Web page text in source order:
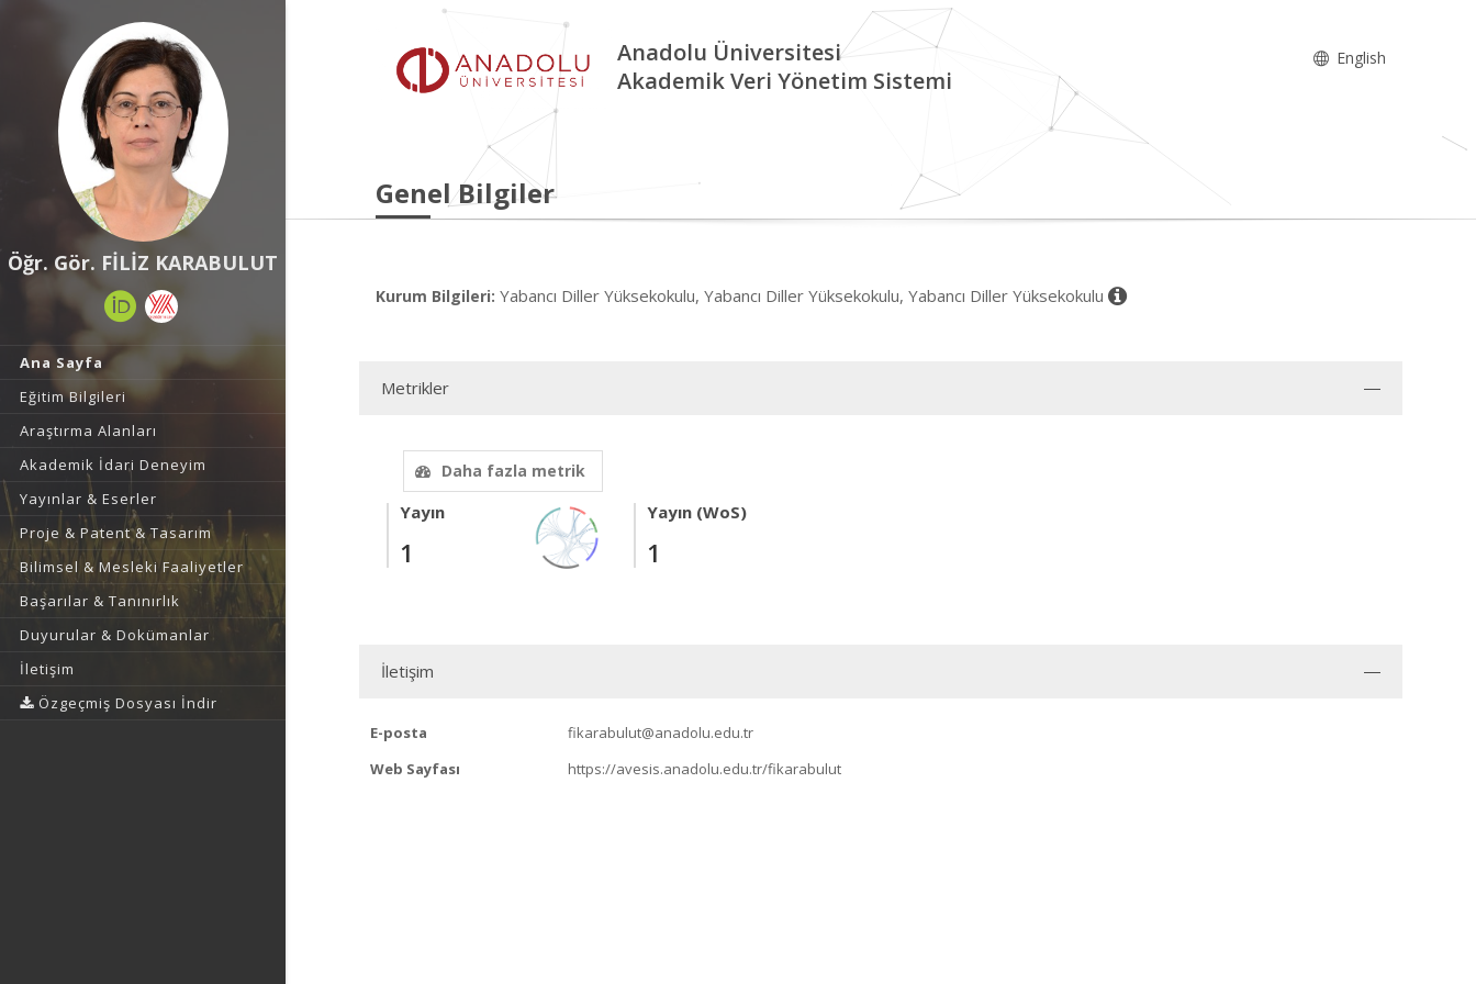
Öğr. Gör. FİLİZ KARABULUT
Ana Sayfa
Eğitim Bilgileri
Araştırma Alanları
Akademik İdari Deneyim
Yayınlar & Eserler
Proje & Patent & Tasarım
Bilimsel & Mesleki Faaliyetler
Başarılar & Tanınırlık
Duyurular & Dokümanlar
İletişim
Özgeçmiş Dosyası İndir
Anadolu Üniversitesi
Akademik Veri Yönetim Sistemi
English
Genel Bilgiler
Kurum Bilgileri: Yabancı Diller Yüksekokulu, Yabancı Diller Yüksekokulu, Yabancı Diller Yüksekokulu
Metrikler
Daha fazla metrik
Yayın
1
Yayın (WoS)
1
İletişim
E-posta
fikarabulut@anadolu.edu.tr
Web Sayfası
https://avesis.anadolu.edu.tr/fikarabulut